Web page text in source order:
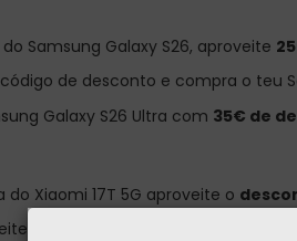
Samsung Galaxy S26, aproveite
de desconto e compra o teu
Galaxy S26 Ultra com 35€ de
do Xiaomi 17T 5G aproveite o